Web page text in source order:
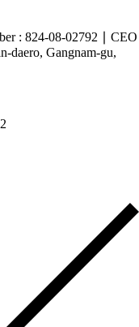
: 824-08-02792 ∣ CEO
daero, Gangnam-gu,